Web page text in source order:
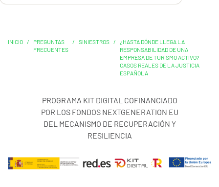
INICIO /
PREGUNTAS
FRECUENTES
/ SINIESTROS /
¿HASTA DÓNDE LLEGA LA
RESPONSABILIDAD DE UNA
EMPRESA DE TURISMO ACTIVO?
CASOS REALES DE LA JUSTICIA
ESPAÑOLA
PROGRAMA KIT DIGITAL COFINANCIADO
POR LOS FONDOS NEXTGENERATION EU
DEL MECANISMO DE RECUPERACIÓN Y
RESILIENCIA